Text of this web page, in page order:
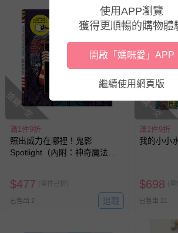
搶購一空
滿1件9折
照出威力在哪裡！鬼影
Spotlight（內附：神奇魔法燈
$477 (單件已折)
已售出 2 追蹤
搶購一空
滿1件9折
我的小小
$698 (單
已售出 21
使用APP瀏覽
獲得更順暢的購物體
開啟「媽咪愛」APP
繼續使用網頁版